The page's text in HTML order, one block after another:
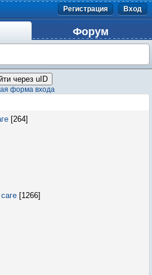
Регистрация Вход
Форум
через uID
форма входа
[264]
[1266]